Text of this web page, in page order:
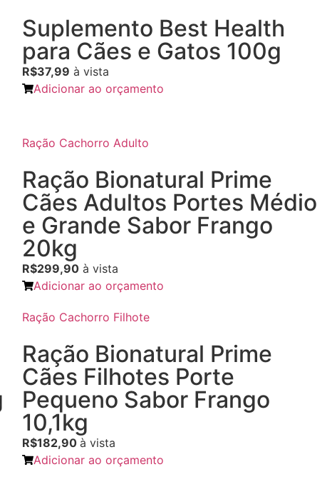
Suplemento Best Health
para Cães e Gatos 100g
R$37,99 à vista
Adicionar ao orçamento
Ração Cachorro Adulto
Ração Bionatural Prime
Cães Adultos Portes Médio
e Grande Sabor Frango
20kg
R$299,90 à vista
Adicionar ao orçamento
Ração Cachorro Filhote
Ração Bionatural Prime
Cães Filhotes Porte
Pequeno Sabor Frango
10,1kg
R$182,90à vista
Adicionar ao orçamento